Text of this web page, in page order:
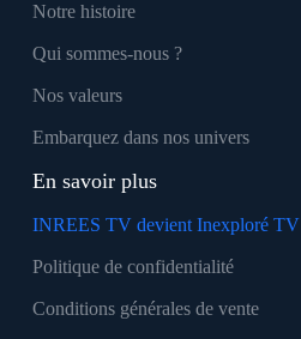
Notre histoire
Qui sommes-nous ?
Nos valeurs
Embarquez dans nos univers
En savoir plus
INREES TV devient Inexploré TV
Politique de confidentialité
Conditions générales de vente